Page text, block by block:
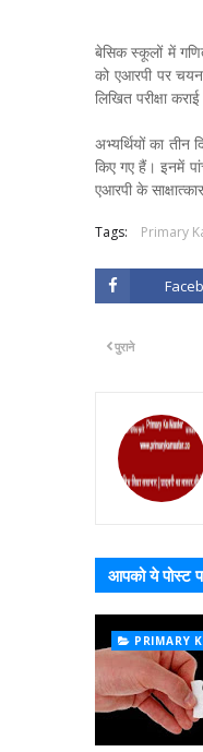
बेसिक स्कूलों में
को एआरपी पर
लिखित परीक्षा
अभ्यर्थियों का तीन
किए गए हैं। इनमें
एआरपी के
Tags: Primary
पुराने
आपको ये पोस्ट
PRIMARY